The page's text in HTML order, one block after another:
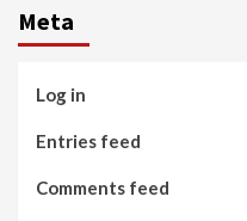
Meta
Log in
Entries feed
Comments feed